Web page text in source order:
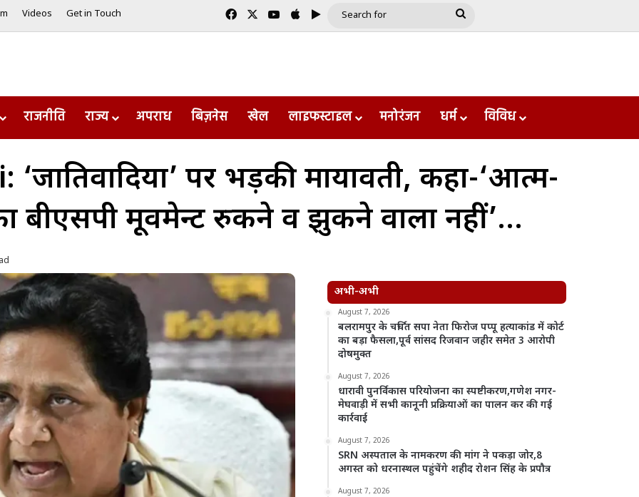
Videos Get in Touch FacebookYouTube
AppleGoogle Play
Search
राजनीति राज्य अपराध बिज़नेस खेल लाइफस्टाइल मनोरंजन धर्म विविध
पर भड़की मायावती, कहा-‘आत्म-
बीएसपी मूवमेन्ट रुकने व झुकने वाला नहीं’…
अभी-अभी
August 7, 2026
बलरामपुर के चर्चित सपा नेता फिरोज पप्पू हत्याकांड में कोर्ट
का बड़ा फैसला,पूर्व सांसद रिजवान जहीर समेत 3 आरोपी
दोषमुक्त
August 7, 2026
धारावी पुनर्विकास परियोजना का स्पष्टीकरण,गणेश नगर-
मेघवाड़ी में सभी कानूनी प्रक्रियाओं का पालन कर की गई
कार्रवाई
August 7, 2026
SRN अस्पताल के नामकरण की मांग ने पकड़ा जोर,8
अगस्त को धरनास्थल पहुंचेंगे शहीद रोशन सिंह के प्रपौत्र
August 7, 2026